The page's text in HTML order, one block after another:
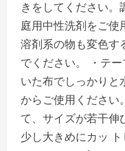
きをしてください。
庭用中性洗剤をご使
溶剤系の物も変色す
でください。 ・テ
いた布でしっかりと
からご使用ください
て、サイズが若干伸
少し大きめにカッ